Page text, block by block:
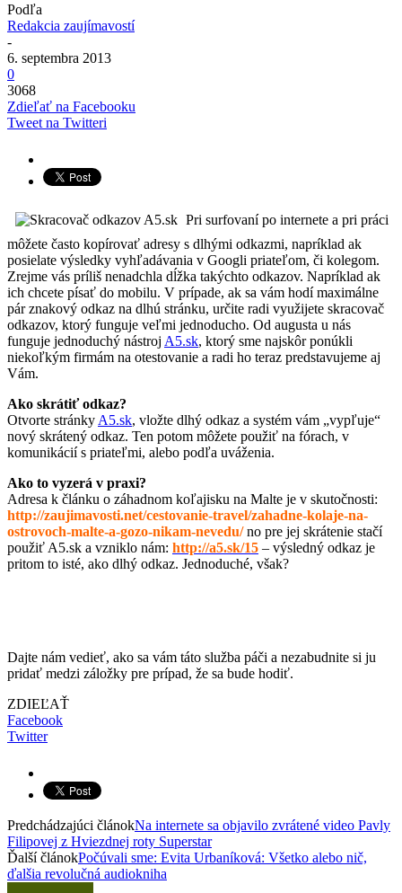
Podľa
Redakcia zaujímavostí
-
6. septembra 2013
0
3068
Zdieľať na Facebooku
Tweet na Twitteri
Pri surfovaní po internete a pri práci
môžete často kopírovať adresy s dlhými odkazmi, napríklad ak
posielate výsledky vyhľadávania v Googli priateľom, či kolegom.
Zrejme vás príliš nenadchla dĺžka takýchto odkazov. Napríklad ak
ich chcete písať do mobilu. V prípade, ak sa vám hodí maximálne
pár znakový odkaz na dlhú stránku, určite radi využijete skracovač
odkazov, ktorý funguje veľmi jednoducho. Od augusta u nás
funguje jednoduchý nástroj A5.sk, ktorý sme najskôr ponúkli
niekoľkým firmám na otestovanie a radi ho teraz predstavujeme aj
Vám.
Ako skrátiť odkaz?
Otvorte stránky A5.sk, vložte dlhý odkaz a systém vám „vypľuje“
nový skrátený odkaz. Ten potom môžete použiť na fórach, v
komunikácií s priateľmi, alebo podľa uváženia.
Ako to vyzerá v praxi?
Adresa k článku o záhadnom koľajisku na Malte je v skutočnosti:
http://zaujimavosti.net/cestovanie-travel/zahadne-kolaje-na-
ostrovoch-malte-a-gozo-nikam-nevedu/no pre jej skrátenie stačí
použiť A5.sk a vzniklo nám: http://a5.sk/15 – výsledný odkaz je
pritom to isté, ako dlhý odkaz. Jednoduché, však?
Dajte nám vedieť, ako sa vám táto služba páči a nezabudnite si ju
pridať medzi záložky pre prípad, že sa bude hodiť.
ZDIEĽAŤ
Facebook
Twitter
Predchádzajúci článokNa internete sa objavilo zvrátené video Pavly
Filipovej z Hviezdnej roty Superstar
Ďalší článokPočúvali sme: Evita Urbaníková: Všetko alebo nič,
ďalšia revolučná audiokniha